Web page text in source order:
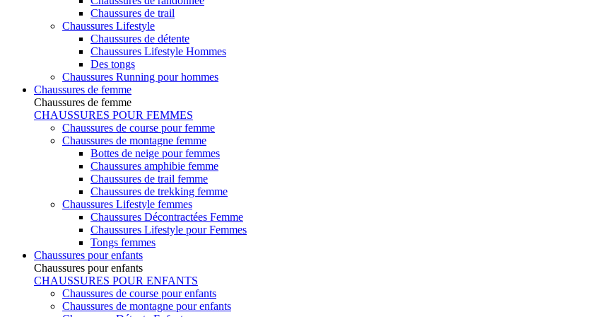
Chaussures de trail
Chaussures Lifestyle
Chaussures de détente
Chaussures Lifestyle Hommes
Des tongs
Chaussures Running pour hommes
Chaussures de femme
Chaussures de femme
CHAUSSURES POUR FEMMES
Chaussures de course pour femme
Chaussures de montagne femme
Bottes de neige pour femmes
Chaussures amphibie femme
Chaussures de trail femme
Chaussures de trekking femme
Chaussures Lifestyle femmes
Chaussures Décontractées Femme
Chaussures Lifestyle pour Femmes
Tongs femmes
Chaussures pour enfants
Chaussures pour enfants
CHAUSSURES POUR ENFANTS
Chaussures de course pour enfants
Chaussures de montagne pour enfants